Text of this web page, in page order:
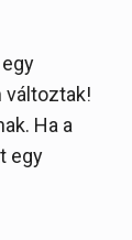
változtak!
Ha a
egy